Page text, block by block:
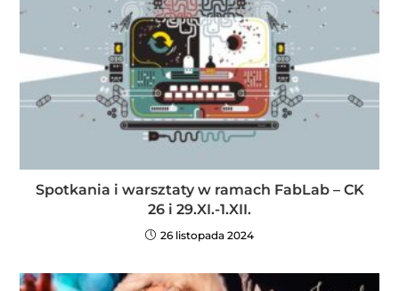
Spotkania i warsztaty w ramach FabLab – CK
26 i 29.XI.-1.XII.
26 listopada 2024